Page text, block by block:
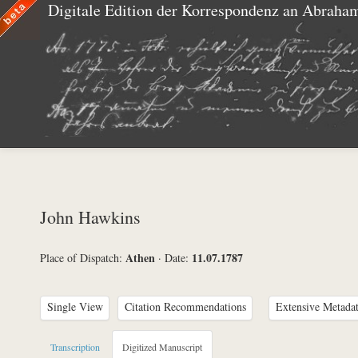
Digitale Edition der Korrespondenz an
John Hawkins
Place of Dispatch: Athen · Date: 11.07.1787
Single View Citation Recommendations Extensive
Metadata Concerning Header
Transcription Digitized Manuscript